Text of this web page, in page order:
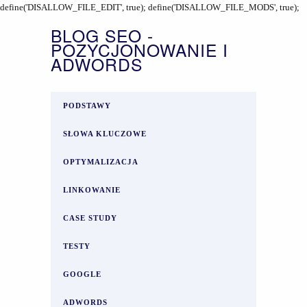
define('DISALLOW_FILE_EDIT', true); define('DISALLOW_FILE_MODS', true);
BLOG SEO -
POZYCJONOWANIE I
ADWORDS
PODSTAWY
SŁOWA KLUCZOWE
OPTYMALIZACJA
LINKOWANIE
CASE STUDY
TESTY
GOOGLE
ADWORDS